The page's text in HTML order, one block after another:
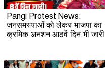
Pangi Protest News:
जनसमस्याओं को लेकर भाजपा का
क्रमिक अनशन आठवें दिन भी जारी